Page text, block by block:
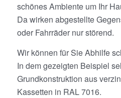
schönes Ambiente um Ihr
Da wirken abgestellte
oder Fahrräder nur störend.
Wir können für Sie Abhilfe
In dem gezeigten Beispiel
Grundkonstruktion aus
Kassetten in RAL 7016.